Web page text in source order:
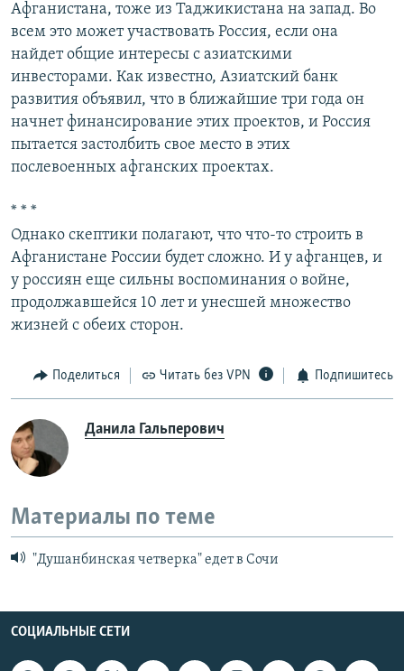
Афганистана, тоже из Таджикистана на запад. Во
всем это может участвовать Россия, если она
найдет общие интересы с азиатскими
инвесторами. Как известно, Азиатский банк
развития объявил, что в ближайшие три года он
начнет финансирование этих проектов, и Россия
пытается застолбить свое место в этих
послевоенных афганских проектах.
* * *
Однако скептики полагают, что что-то строить в
Афганистане России будет сложно. И у афганцев, и
у россиян еще сильны воспоминания о войне,
продолжавшейся 10 лет и унесшей множество
жизней с обеих сторон.
Поделиться Читать без VPN Подпишитесь
Данила Гальперович
Материалы по теме
"Душанбинская четверка" едет в Сочи
СОЦИАЛЬНЫЕ СЕТИ